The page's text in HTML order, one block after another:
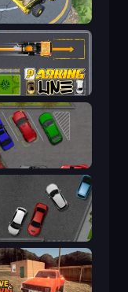
Hill Masters
Parking Line
OK Parking
Time to Park